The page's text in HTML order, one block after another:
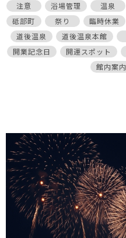
注意
浴場管理 温泉
砥部町
祭り 臨時休業
道後温泉
道後温泉本館
開業記念日
開運スポット
館内案内